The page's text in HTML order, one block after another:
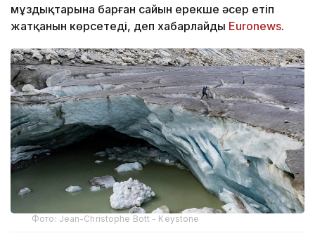
мұздықтарына барған сайын ерекше әсер етіп
жатқанын көрсетеді, деп хабарлайды Еuronews.
Фото: Jean-Christophe Bott - Keystone